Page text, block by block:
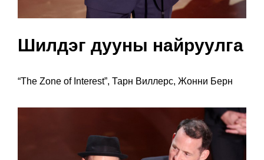
Шилдэг дууны найруулга
“The Zone of Interest”, Тарн Виллерс, Жонни Берн